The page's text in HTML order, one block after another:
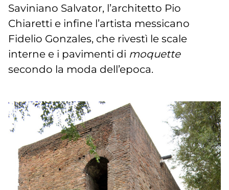
Saviniano Salvator, l’architetto Pio
Chiaretti e infine l’artista messicano
Fidelio Gonzales, che rivestì le scale
interne e i pavimenti di moquette
secondo la moda dell’epoca.